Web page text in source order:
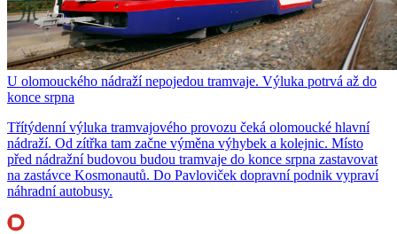
U olomouckého nádraží nepojedou tramvaje. Výluka potrvá až do
konce srpna
Třítýdenní výluka tramvajového provozu čeká olomoucké hlavní
nádraží. Od zítřka tam začne výměna výhybek a kolejnic. Místo
před nádražní budovou budou tramvaje do konce srpna zastavovat
na zastávce Kosmonautů. Do Pavloviček dopravní podnik vypraví
náhradní autobusy.